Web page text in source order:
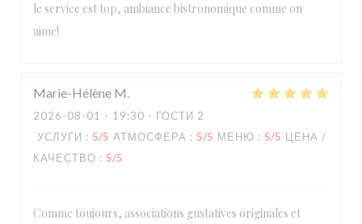
le service est top, ambiance bistronomique comme on
aime!
Marie-Hélène M
2026-08-01 - 19:30 - ГОСТИ 2
УСЛУГИ : 5/5 АТМОСФЕРА : 5/5 МЕНЮ : 5/5 ЦЕНА /
КАЧЕСТВО : 5/5
Comme toujours, associations gustatives originales et